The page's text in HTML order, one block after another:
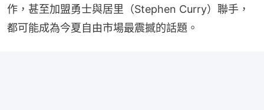
作，甚至加盟勇士與居里（Stephen Curry）聯手，
都可能成為今夏自由市場最震撼的話題。